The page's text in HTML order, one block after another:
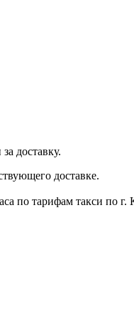
доставку.
доставке.
по тарифам такси по г.